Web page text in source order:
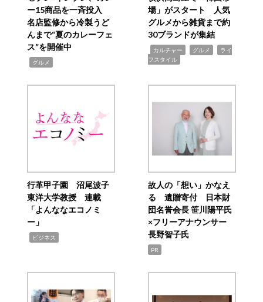
ー15商品を一斉投入
名店監修から冷製うど
んまで“夏のカレーフェ
ス”を開催中
グルメ
場」がスタート 人気
グルメから雑貨まで約
30ブランドが集結
カルチャー グルメ
ライ
フスタイル
行革甲子園 沼尾波子
東洋大学教授 連載
「よんななエコノミ
ー」
ビジネス
故人の「想い」かなえ
る 遺贈寄付 日本財
団名誉会長 笹川陽平氏
×フリーアナウンサー
長野智子氏
PR